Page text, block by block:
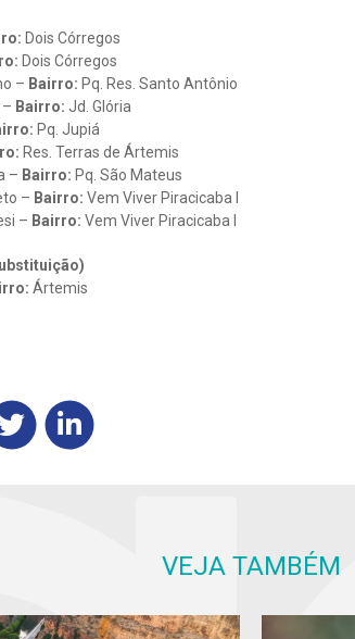
Dois Córregos
Dois Córregos
– Bairro: Pq. Res. Santo Antônio
– Bairro: Jd. Glória
Pq. Jupiá
Res. Terras de Ártemis
– Bairro: Pq. São Mateus
– Bairro: Vem Viver Piracicaba I
– Bairro: Vem Viver Piracicaba I
Ártemis
VEJA TAMBÉM